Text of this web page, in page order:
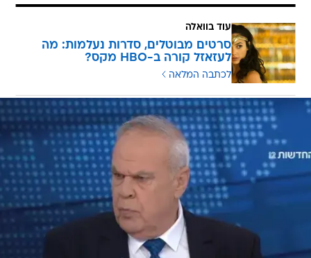
עוד בוואלה
סרטים מבוטלים, סדרות נעלמות: מה
לעזאזל קורה ב-HBO מקס?
לכתבה המלאה